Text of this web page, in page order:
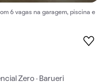
6 vagas na garagem, piscina e
Zero · Barueri